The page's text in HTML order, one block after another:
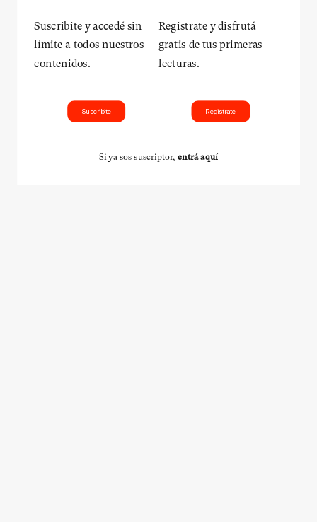
Suscribite y accedé sin
límite a todos nuestros
contenidos.
Suscribite
Registrate y disfrutá
gratis de tus primeras
lecturas.
Registrate
Si ya sos suscriptor, entrá aquí